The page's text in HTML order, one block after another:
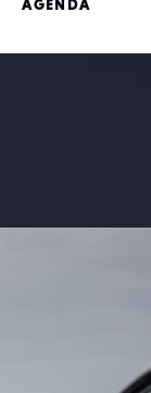
AGENDA